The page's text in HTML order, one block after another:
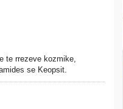
te rrezeve kozmike,
se Keopsit.